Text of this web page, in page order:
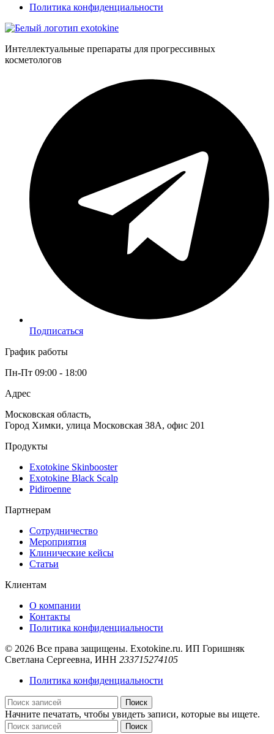
Политика конфиденциальности
Интеллектуальные препараты для прогрессивных
косметологов
Подписаться
График работы
Пн-Пт 09:00 - 18:00
Адрес
Московская область,
Город Химки, улица Московская 38А, офис 201
Продукты
Exotokine Skinbooster
Exotokine Black Scalp
Pidiroenne
Партнерам
Сотрудничество
Мероприятия
Клинические кейсы
Статьи
Клиентам
О компании
Контакты
Политика конфиденциальности
© 2026 Все права защищены. Exotokine.ru. ИП Горишняк
Светлана Сергеевна, ИНН 233715274105
Политика конфиденциальности
Поиск
Начните печатать, чтобы увидеть записи, которые вы ищете.
Поиск